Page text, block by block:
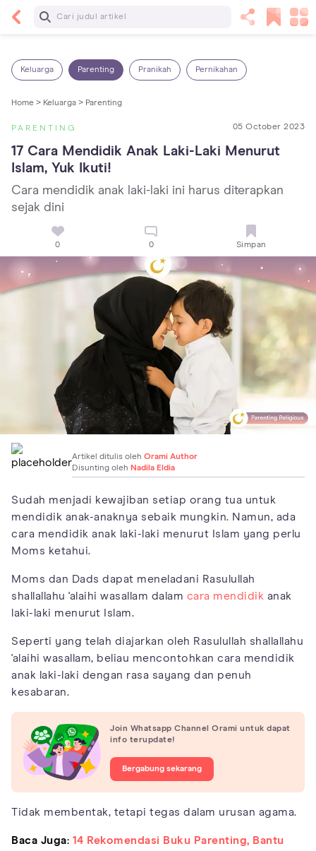
Baca Selanjutnya
Keluarga Parenting Pranikah Pernikahan
Home > Keluarga > Parenting
PARENTING 05 October 2023
17 Cara Mendidik Anak Laki-Laki Menurut
Islam, Yuk Ikuti!
Cara mendidik anak laki-laki ini harus diterapkan
sejak dini
0 0 Simpan
Artikel ditulis oleh Orami Author
Disunting oleh Nadila Eldia
Sudah menjadi kewajiban setiap orang tua untuk
mendidik anak-anaknya sebaik mungkin. Namun, ada
cara mendidik anak laki-laki menurut Islam yang perlu
Moms ketahui.
Moms dan Dads dapat meneladani Rasulullah
shallallahu 'alaihi wasallam dalam cara mendidik anak
laki-laki menurut Islam.
Seperti yang telah diajarkan oleh Rasulullah shallallahu
'alaihi wasallam, beliau mencontohkan cara mendidik
anak laki-laki dengan rasa sayang dan penuh
kesabaran.
Join Whatsapp Channel Orami untuk dapat
info terupdate!
Bergabung sekarang
Tidak membentak, tetapi tegas dalam urusan agama.
Baca Juga: 14 Rekomendasi Buku Parenting, Bantu